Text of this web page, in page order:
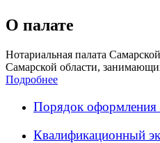
О палате
Нотариальная палата
Самарской области,
Подробнее
Порядок оформления
Квалификационный